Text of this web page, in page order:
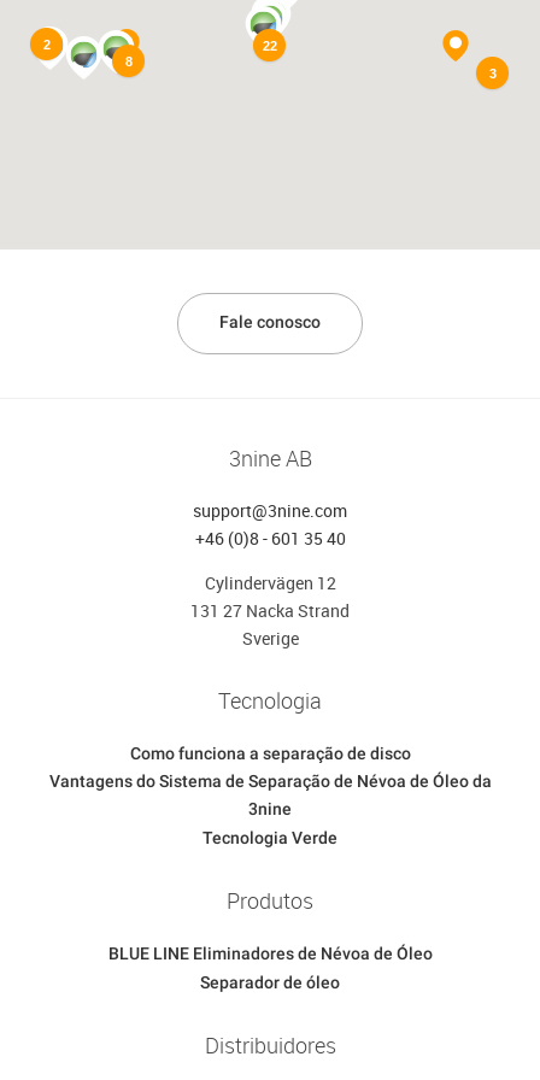
8
22
2
3
Fale conosco
3nine AB
support@3nine.com
+46 (0)8 - 601 35 40
Cylindervägen 12
131 27 Nacka Strand
Sverige
Tecnologia
Como funciona a separação de disco
Vantagens do Sistema de Separação de Névoa de Óleo da
3nine
Tecnologia Verde
Produtos
BLUE LINE Eliminadores de Névoa de Óleo
Separador de óleo
Distribuidores